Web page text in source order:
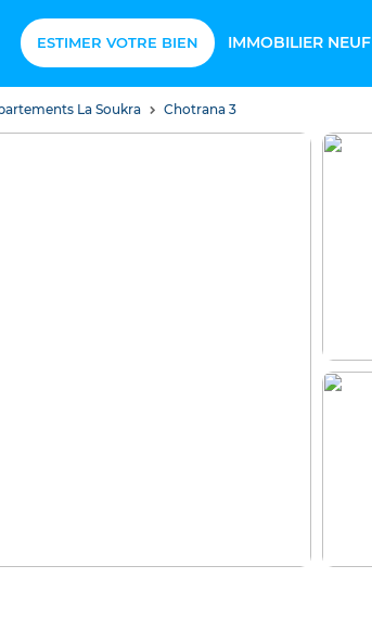
ESTIMER VOTRE BIEN IMMOBILIER NEUF
La Soukra Chotrana 3